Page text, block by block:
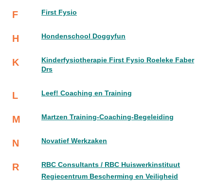
F First Fysio
H Hondenschool Doggyfun
K
Kinderfysiotherapie First Fysio Roeleke Faber
Drs
L Leef! Coaching en Training
M Martzen Training-Coaching-Begeleiding
N Novatief Werkzaken
R
RBC Consultants / RBC Huiswerkinstituut
Regiecentrum Bescherming en Veiligheid